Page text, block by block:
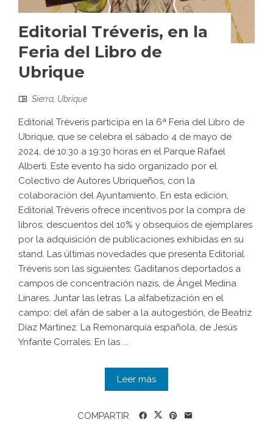
Editorial Tréveris, en la
Feria del Libro de
Ubrique
Sierra Ubrique
Editorial Tréveris participa en la 6ª Feria del Libro de
Ubrique, que se celebra el sábado 4 de mayo de
2024, de 10:30 a 19:30 horas en el Parque Rafael
Alberti. Este evento ha sido organizado por el
Colectivo de Autores Ubriqueños, con la
colaboración del Ayuntamiento. En esta edición,
Editorial Tréveris ofrece incentivos por la compra de
libros: descuentos del 10% y obsequios de ejemplares
por la adquisición de publicaciones exhibidas en su
stand. Las últimas novedades que presenta Editorial
Tréveris son las siguientes: Gaditanos deportados a
campos de concentración nazis, de Ángel Medina
Linares. Juntar las letras. La alfabetización en el
campo: del afán de saber a la autogestión, de Beatriz
Díaz Martínez. La Remonarquía española, de Jesús
Ynfante Corrales. En las ...
Leer más
COMPARTIR